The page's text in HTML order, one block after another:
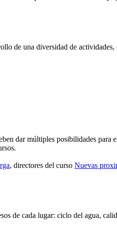
de una diversidad de actividades,
dar múltiples posibilidades para
, directores del curso Nuevas
de cada lugar: ciclo del agua,